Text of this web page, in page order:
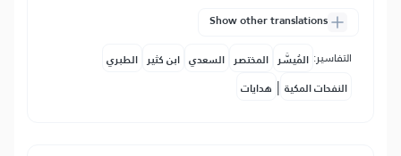
Show other translations
التفاسير: المُيسَّر المختصر السعدي ابن كثير الطبري
النفحات المكية | هدايات